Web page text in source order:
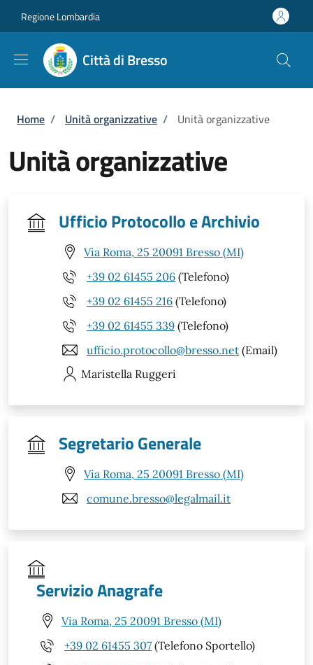
Regione Lombardia
Città di Bresso
Briciole di pane
Home / Unità organizzative / Unità organizzative
Unità organizzative
Ufficio Protocollo e Archivio
Via Roma, 25 20091 Bresso (MI)
+39 02 61455 206 (Telefono)
+39 02 61455 216 (Telefono)
+39 02 61455 339 (Telefono)
ufficio.protocollo@bresso.net (Email)
Maristella Ruggeri
Segretario Generale
Via Roma, 25 20091 Bresso (MI)
comune.bresso@legalmail.it
Servizio Anagrafe
Via Roma, 25 20091 Bresso (MI)
+39 02 61455 307 (Telefono Sportello)